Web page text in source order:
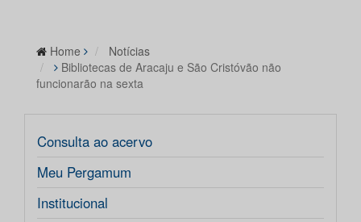
Home
Notícias
Bibliotecas de Aracaju e São Cristóvão não
funcionarão na sexta
Consulta ao acervo
Meu Pergamum
Institucional